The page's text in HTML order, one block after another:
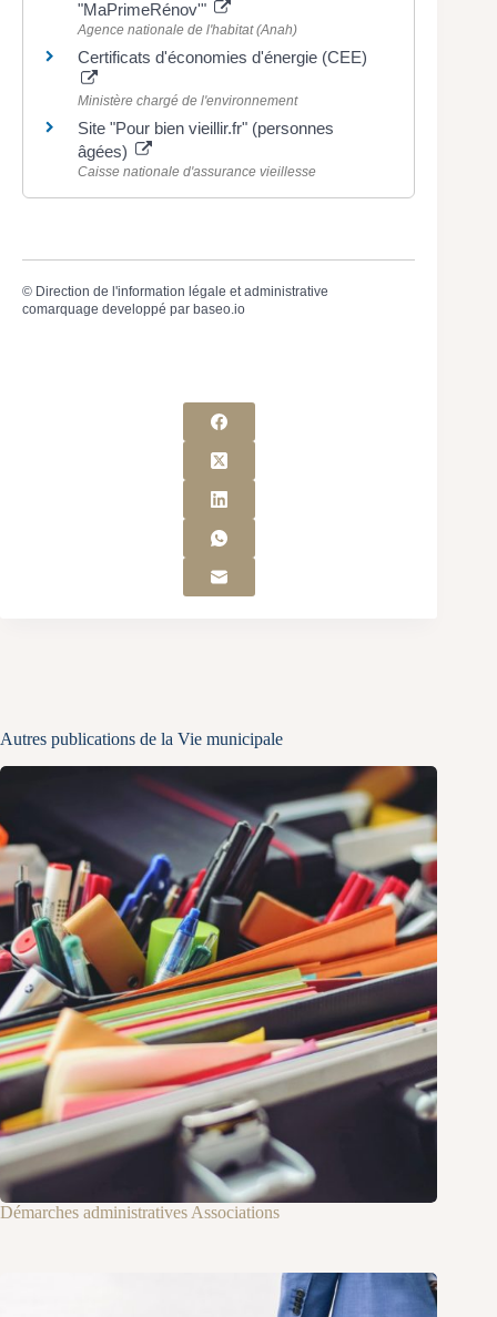
"MaPrimeRénov'"
Agence nationale de l'habitat (Anah)
Certificats d'économies d'énergie (CEE)
Ministère chargé de l'environnement
Site "Pour bien vieillir.fr" (personnes
âgées)
Caisse nationale d'assurance vieillesse
© Direction de l'information légale et administrative
comarquage developpé par baseo.io
Autres publications de la Vie municipale
Démarches administratives Associations